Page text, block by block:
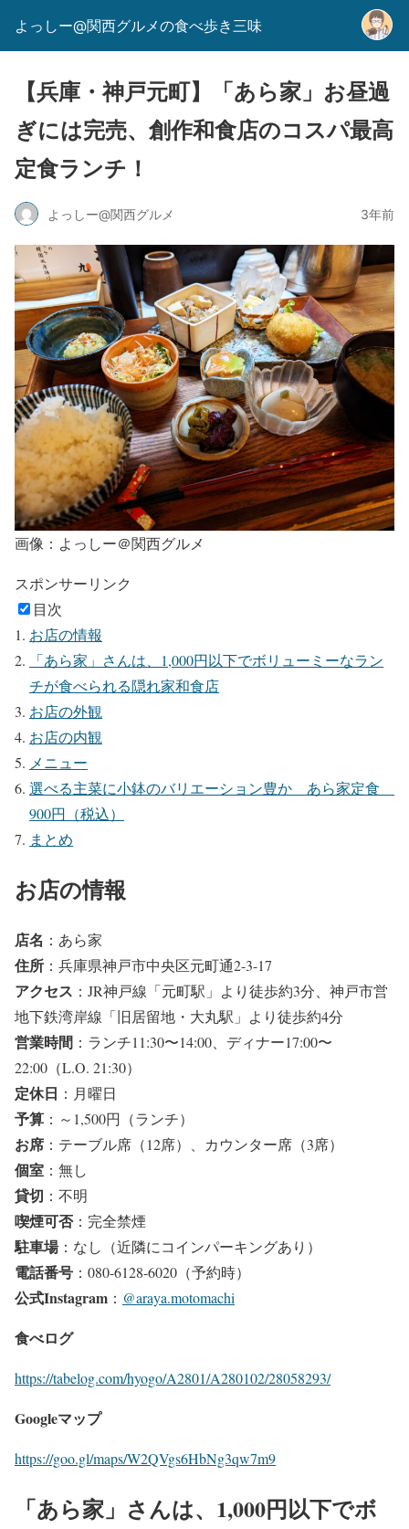
よっしー@関西グルメの食べ歩き三味
【兵庫・神戸元町】「あら家」お昼過
ぎには完売、創作和食店のコスパ最高
定食ランチ！
よっしー@関西グルメ 3年前
画像：よっしー＠関西グルメ
スポンサーリンク
目次
お店の情報
「あら家」さんは、1,000円以下でボリューミーなラン
チが食べられる隠れ家和食店
お店の外観
お店の内観
メニュー
選べる主菜に小鉢のバリエーション豊か あら家定食
900円（税込）
まとめ
お店の情報
店名 ：あら家
住所 ：兵庫県神戸市中央区元町通2-3-17
アクセス ：JR神戸線「元町駅」より徒歩約3分、神戸市営
地下鉄湾岸線「旧居留地・大丸駅」より徒歩約4分
営業時間 ：ランチ11:30〜14:00、ディナー17:00〜
22:00（L.O. 21:30）
定休日 ：月曜日
予算 ：～1,500円（ランチ）
お席 ：テーブル席（12席）、カウンター席（3席）
個室 ：無し
貸切 ：不明
喫煙可否：完全禁煙
駐車場：なし（近隣にコインパーキングあり）
電話番号 ：080-6128-6020（予約時）
公式Instagram ： @araya.motomachi
食べログ
https://tabelog.com/hyogo/A2801/A280102/28058293/
Googleマップ
https://goo.gl/maps/W2QVgs6HbNg3qw7m9
「あら家」さんは、1,000円以下でボ